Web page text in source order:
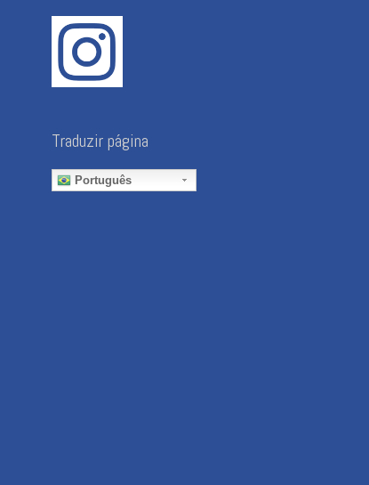
Traduzir página
Português